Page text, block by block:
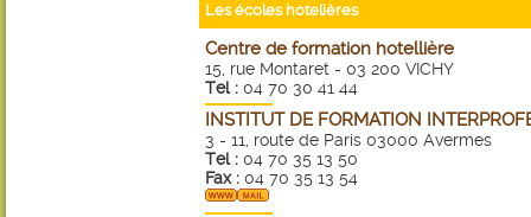
Les écoles hotelières
Centre de formation hotellière
15, rue Montaret - 03 200 VICHY
Tel : 04 70 30 41 44
INSTITUT DE FORMATION
3 - 11, route de Paris 03000 Avermes
Tel : 04 70 35 13 50
Fax : 04 70 35 13 54